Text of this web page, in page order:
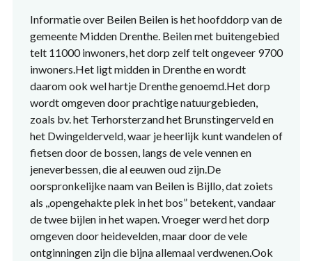
Informatie over Beilen Beilen is het hoofddorp van de
gemeente Midden Drenthe. Beilen met buitengebied
telt 11000 inwoners, het dorp zelf telt ongeveer 9700
inwoners.Het ligt midden in Drenthe en wordt
daarom ook wel hartje Drenthe genoemd.Het dorp
wordt omgeven door prachtige natuurgebieden,
zoals bv. het Terhorsterzand het Brunstingerveld en
het Dwingelderveld, waar je heerlijk kunt wandelen of
fietsen door de bossen, langs de vele vennen en
jeneverbessen, die al eeuwen oud zijn.De
oorspronkelijke naam van Beilen is Bijllo, dat zoiets
als ,,opengehakte plek in het bos” betekent, vandaar
de twee bijlen in het wapen. Vroeger werd het dorp
omgeven door heidevelden, maar door de vele
ontginningen zijn die bijna allemaal verdwenen.Ook